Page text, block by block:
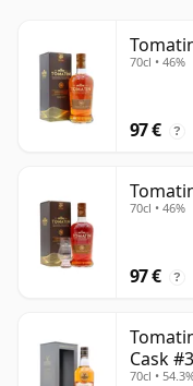
70cl • 46%
97 € ?
70cl • 46%
97 € ?
Cask
70cl •